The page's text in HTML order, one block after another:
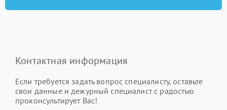
Контактная информация
Если требуется задать вопрос специалисту, оставьте
свои данные и дежурный специалист с радостью
проконсультирует Вас!